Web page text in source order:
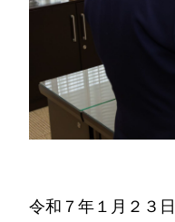
令和７年１月２３